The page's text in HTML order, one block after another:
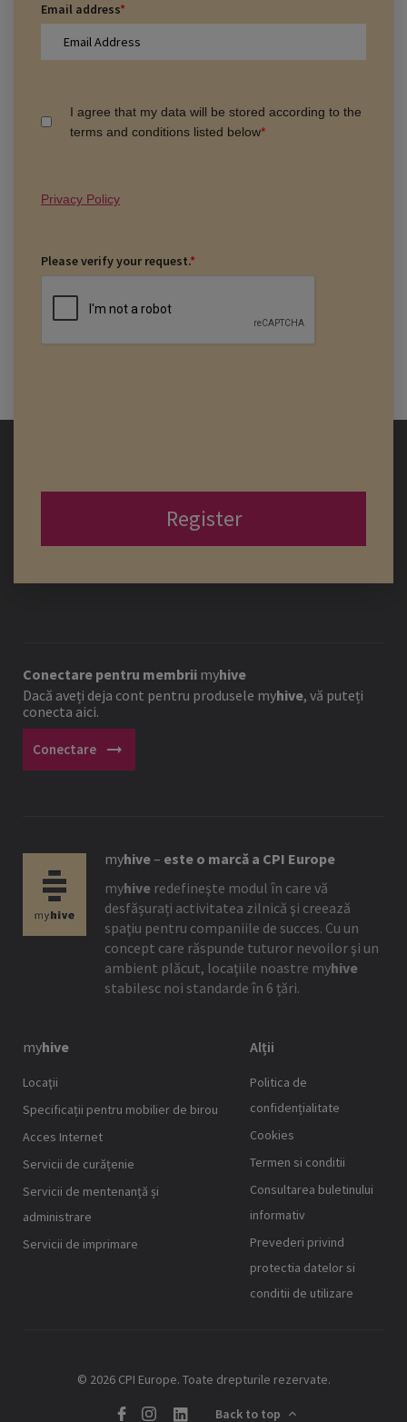
Email address*
I agree that my data will be stored according to the
terms and conditions listed below*
Privacy Policy
Please verify your request.*
Register
Conectare pentru membrii myhive
Dacă aveți deja cont pentru produsele myhive, vă puteți
conecta aici.
Conectare arrow_right_alt
myhive– este o marcă a CPI Europe
myhive redefineşte modul în care vă
desfășurați activitatea zilnică şi creează
spaţiu pentru companiile de succes. Cu un
concept care răspunde tuturor nevoilor şi un
ambient plăcut, locaţiile noastre myhive
stabilesc noi standarde în 6 țări.
myhive
Locaţii
Specificații pentru mobilier de birou
Acces Internet
Servicii de curățenie
Servicii de mentenanță și
administrare
Servicii de imprimare
Alții
Politica de
confidențialitate
Cookies
Termen si conditii
Consultarea buletinului
informativ
Prevederi privind
protectia datelor si
conditii de utilizare
© 2026 CPI Europe. Toate drepturile rezervate.
Back to top